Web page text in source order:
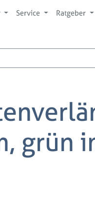
Service Ratgeber
grün